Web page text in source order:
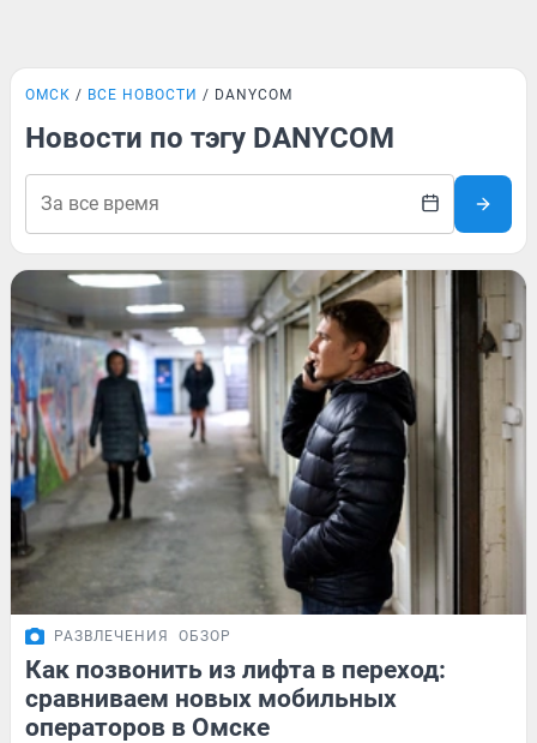
ОМСК ВСЕ НОВОСТИ DANYCOM
Новости по тэгу DANYCOM
РАЗВЛЕЧЕНИЯ ОБЗОР
Как позвонить из лифта в переход:
сравниваем новых мобильных
операторов в Омске